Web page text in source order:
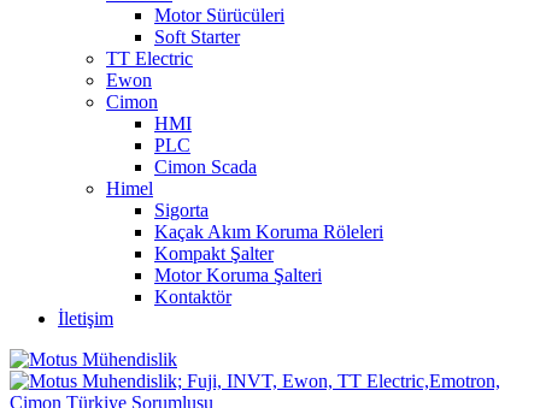
Motor Sürücüleri
Soft Starter
TT Electric
Ewon
Cimon
HMI
PLC
Cimon Scada
Himel
Sigorta
Kaçak Akım Koruma Röleleri
Kompakt Şalter
Motor Koruma Şalteri
Kontaktör
İletişim